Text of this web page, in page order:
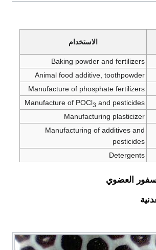
الاستخدام
Baking powder and fertilizers
Animal food additive, toothpowder
Manufacture of phosphate fertilizers
Manufacture of POCl3 and pesticides
Manufacturing plasticizer
Manufacturing of additives and
pesticides
Detergents
العضوي